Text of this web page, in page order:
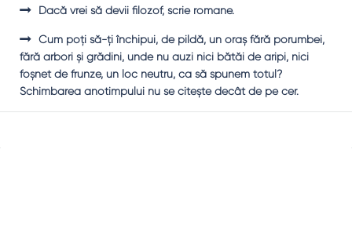
Dacă vrei să devii filozof, scrie romane.
Cum poți să-ți închipui, de pildă, un oraș fără porumbei,
fără arbori și grădini, unde nu auzi nici bătăi de aripi, nici
foșnet de frunze, un loc neutru, ca să spunem totul?
Schimbarea anotimpului nu se citește decât de pe cer.